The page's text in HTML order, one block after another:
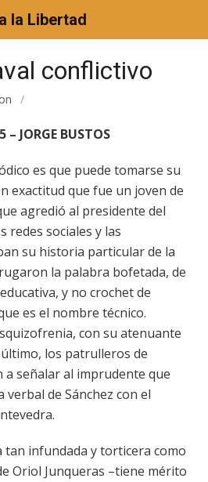
la Libertad
conflictivo
/
JORGE BUSTOS
es que puede tomarse su
exactitud que fue un joven de
agredió al presidente del
redes sociales y las
su historia particular de la
la palabra bofetada, de
y no crochet de
es el nombre técnico.
con su atenuante
los patrulleros de
señalar al imprudente que
verbal de Sánchez con el
tan infundada y torticera como
Oriol Junqueras –tiene mérito